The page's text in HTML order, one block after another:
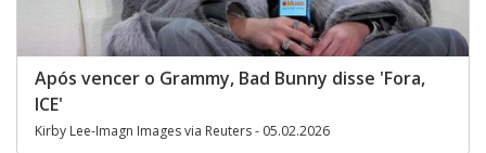
Após vencer o Grammy, Bad Bunny disse 'Fora,
ICE'
Kirby Lee-Imagn Images via Reuters - 05.02.2026